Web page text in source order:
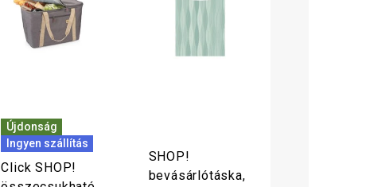
Újdonság
Ingyen szállítás
Click SHOP!
SHOP!
bevásárlótáska,